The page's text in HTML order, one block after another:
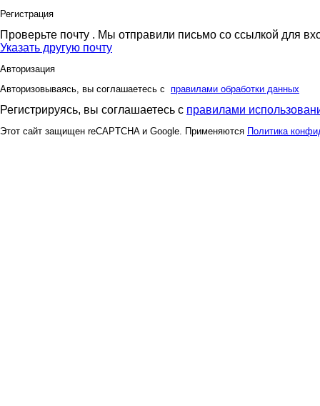
Регистрация
Проверьте почту . Мы отправили письмо со ссылкой для
Указать другую почту
Авторизация
Авторизовываясь, вы соглашаетесь с правилами обработки данных
Регистрируясь, вы соглашаетесь с правилами
Этот сайт защищен reCAPTCHA и Google. Применяются Политика